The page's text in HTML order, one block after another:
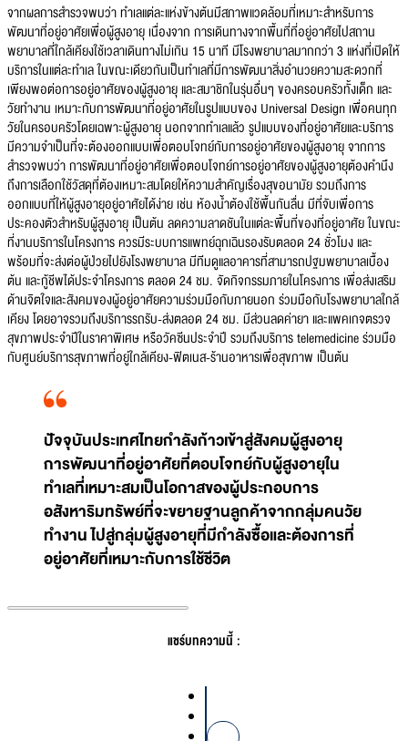
จากผลการสำรวจพบว่า ทำเลแต่ละแห่งข้างต้นมีสภาพแวดล้อมที่เหมาะสำหรับการ
พัฒนาที่อยู่อาศัยเพื่อผู้สูงอายุ เนื่องจาก การเดินทางจากพื้นที่ที่อยู่อาศัยไปสถาน
พยาบาลที่ใกล้เคียงใช้เวลาเดินทางไม่เกิน 15 นาที มีโรงพยาบาลมากกว่า 3 แห่งที่เปิดให้
บริการในแต่ละทำเล ในขณะเดียวกันเป็นทำเลที่มีการพัฒนาสิ่งอำนวยความสะดวกที่
เพียงพอต่อการอยู่อาศัยของผู้สูงอายุ และสมาชิกในรุ่นอื่นๆ ของครอบครัวทั้งเด็ก และ
วัยทำงาน เหมาะกับการพัฒนาที่อยู่อาศัยในรูปแบบของ Universal Design เพื่อคนทุก
วัยในครอบครัวโดยเฉพาะผู้สูงอายุ นอกจากทำเลแล้ว รูปแบบของที่อยู่อาศัยและบริการ
มีความจำเป็นที่จะต้องออกแบบเพื่อตอบโจทย์กับการอยู่อาศัยของผู้สูงอายุ จากการ
สำรวจพบว่า การพัฒนาที่อยู่อาศัยเพื่อตอบโจทย์การอยู่อาศัยของผู้สูงอายุต้องคำนึง
ถึงการเลือกใช้วัสดุที่ต้องเหมาะสมโดยให้ความสำคัญเรื่องสุขอนามัย รวมถึงการ
ออกแบบที่ให้ผู้สูงอายุอยู่อาศัยได้ง่าย เช่น ห้องน้ำต้องใช้พื้นกันลื่น มีที่จับเพื่อการ
ประคองตัวสำหรับผู้สูงอายุ เป็นต้น ลดความลาดชันในแต่ละพื้นที่ของที่อยู่อาศัย ในขณะ
ที่งานบริการในโครงการ ควรมีระบบการแพทย์ฉุกเฉินรองรับตลอด 24 ชั่วโมง และ
พร้อมที่จะส่งต่อผู้ป่วยไปยังโรงพยาบาล มีทีมดูแลอาคารที่สามารถปฐมพยาบาลเบื้อง
ต้น และกู้ชีพได้ประจำโครงการ ตลอด 24 ชม. จัดกิจกรรมภายในโครงการ เพื่อส่งเสริม
ด้านจิตใจและสังคมของผู้อยู่อาศัยความร่วมมือกับภายนอก ร่วมมือกับโรงพยาบาลใกล้
เคียง โดยอาจรวมถึงบริการรถรับ-ส่งตลอด 24 ชม. มีส่วนลดค่ายา และแพคเกจตรวจ
สุขภาพประจำปีในราคาพิเศษ หรือวัคซีนประจำปี รวมถึงบริการ telemedicine ร่วมมือ
กับศูนย์บริการสุขภาพที่อยู่ใกล้เคียง-ฟิตเนส-ร้านอาหารเพื่อสุขภาพ เป็นต้น
ปัจจุบันประเทศไทยกำลังก้าวเข้าสู่สังคมผู้สูงอายุ
การพัฒนาที่อยู่อาศัยที่ตอบโจทย์กับผู้สูงอายุใน
ทำเลที่เหมาะสมเป็นโอกาสของผู้ประกอบการ
อสังหาริมทรัพย์ที่จะขยายฐานลูกค้าจากกลุ่มคนวัย
ทำงาน ไปสู่กลุ่มผู้สูงอายุที่มีกำลังซื้อและต้องการที่
อยู่อาศัยที่เหมาะกับการใช้ชีวิต
แชร์บทความนี้ :